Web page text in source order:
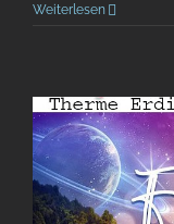
Weiterlesen